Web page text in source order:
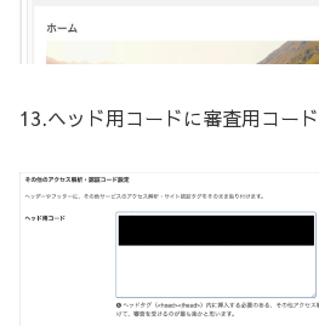
13.ヘッド用コードに審査用コー